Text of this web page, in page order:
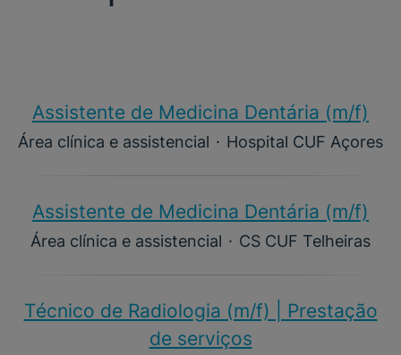
Assistente de Medicina Dentária (m/f)​
Área clínica e assistencial · Hospital CUF Açores
Assistente de Medicina Dentária (m/f)​
Área clínica e assistencial · CS CUF Telheiras
Técnico de Radiologia (m/f) | Prestação
de serviços